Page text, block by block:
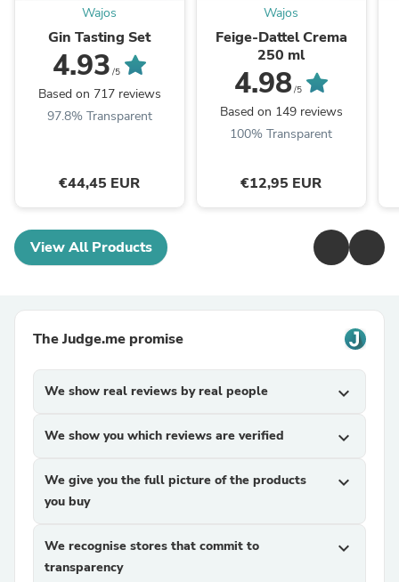
Wajos
Gin Tasting Set
4.93 /5
Based on 717 reviews
97.8% Transparent
€44,45 EUR
Wajos
Feige-Dattel Crema
250 ml
4.98/5
Based on 149 reviews
100% Transparent
€12,95 EUR
View All Products
The Judge.me promise
We show real reviews by real people expand_more
We show you which reviews are verified expand_more
We give you the full picture of the products
you buy
expand_more
We recognise stores that commit to
transparency
expand_more